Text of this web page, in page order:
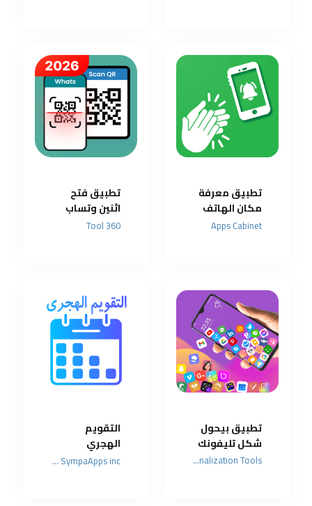
تطبيق معرفة
مكان الهاتف
اذا سقفت فقط
Apps Cabinet
تطبيق فتح
اثنين وتساب
على هاتف
360 Tool
تطبيق بيحول
شكل تليفونك
Maxlabs Personalization Tools
التقويم
الهجري
والميلادي فيIslamic SympaApps inc.